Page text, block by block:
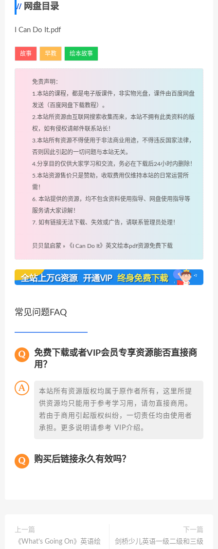
网盘目录
I Can Do It.pdf
故事 早教 绘本故事
免责声明：
1.本站的课程，都是电子版课件，非实物光盘，课件由百度网盘
发送（百度网盘下载教程）。
2.本站所资源由互联网搜索收集而来，本站不拥有此类资料的版
权，如有侵权请邮件联系站长！
3.本站所有资源不得使用于非法商业用途，不得违反国家法律，
否则因此引起的一切问题与本站无关。
4.分享目的仅供大家学习和交流，务必在下载后24小时内删除！
5.本站资源售价只是赞助，收取费用仅维持本站的日常运营所
需！
6. 本站提供的资源，均不包含资料使用指导、网盘使用指导等
服务请大家谅解！
7. 如有链接无法下载、失效或广告，请联系管理员处理！
贝贝鼠启蒙 » 《I Can Do It》英文绘本pdf资源免费下载
常见问题FAQ
免费下载或者VIP会员专享资源能否直接商
用？
本站所有资源版权均属于原作者所有，这里所提
供资源均只能用于参考学习用，请勿直接商用。
若由于商用引起版权纠纷，一切责任均由使用者
承担。更多说明请参考 VIP介绍。
购买后链接永久有效吗？
上一篇
《What’s Going On》英语绘
下一篇
剑桥少儿英语一级二级和三级